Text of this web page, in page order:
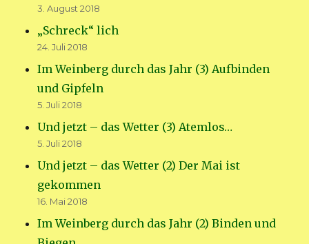
3. August 2018
„Schreck“ lich
24. Juli 2018
Im Weinberg durch das Jahr (3) Aufbinden
und Gipfeln
5. Juli 2018
Und jetzt – das Wetter (3) Atemlos…
5. Juli 2018
Und jetzt – das Wetter (2) Der Mai ist
gekommen
16. Mai 2018
Im Weinberg durch das Jahr (2) Binden und